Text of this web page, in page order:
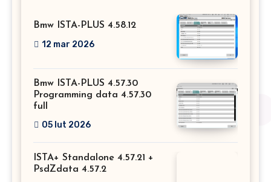
Bmw ISTA-PLUS 4.58.12
12 mar 2026
Bmw ISTA-PLUS 4.57.30
Programming data 4.57.30
full
05 lut 2026
ISTA+ Standalone 4.57.21 +
PsdZdata 4.57.2